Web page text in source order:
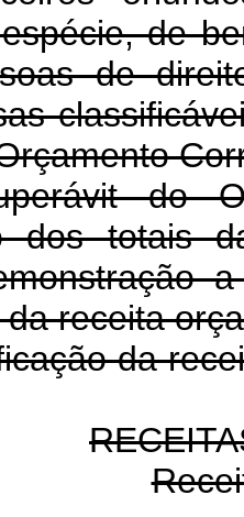
de
de
do
dos totais
receita
da